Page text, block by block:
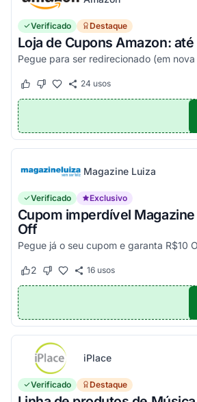
Verificado Destaque
Loja de Cupons Amazon:
Este cupom funcionou
Este cupom não funcionou
24 usos
Magazine Luiza
Verificado Exclusivo
Cupom imperdível Magazine
Off
Este cupom funcionou
2 Este cupom não funcionou
16usos
iPlace
Verificado Destaque